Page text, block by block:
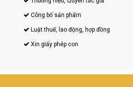
Công bố sản phẩm
Luật thuế, lao động, hợp đồng
Xin giấy phép con